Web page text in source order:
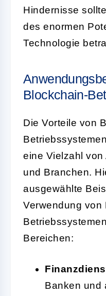
Hindernisse
des enormen
Technologie
Blockchain-
Die Vorteile von
eine Vielzahl
und Branchen.
ausgewählte
Verwendung von
Bereichen:
Banken und